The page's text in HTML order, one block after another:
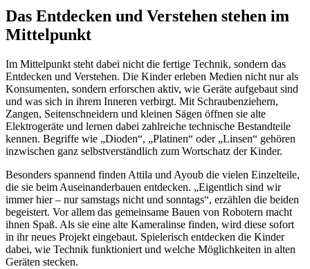
Das Entdecken und Verstehen stehen im
Mittelpunkt
Im Mittelpunkt steht dabei nicht die fertige Technik, sondern das
Entdecken und Verstehen. Die Kinder erleben Medien nicht nur als
Konsumenten, sondern erforschen aktiv, wie Geräte aufgebaut sind
und was sich in ihrem Inneren verbirgt. Mit Schraubenziehern,
Zangen, Seitenschneidern und kleinen Sägen öffnen sie alte
Elektrogeräte und lernen dabei zahlreiche technische Bestandteile
kennen. Begriffe wie „Dioden“, „Platinen“ oder „Linsen“ gehören
inzwischen ganz selbstverständlich zum Wortschatz der Kinder.
Besonders spannend finden Attila und Ayoub die vielen Einzelteile,
die sie beim Auseinanderbauen entdecken. „Eigentlich sind wir
immer hier – nur samstags nicht und sonntags“, erzählen die beiden
begeistert. Vor allem das gemeinsame Bauen von Robotern macht
ihnen Spaß. Als sie eine alte Kameralinse finden, wird diese sofort
in ihr neues Projekt eingebaut. Spielerisch entdecken die Kinder
dabei, wie Technik funktioniert und welche Möglichkeiten in alten
Geräten stecken.